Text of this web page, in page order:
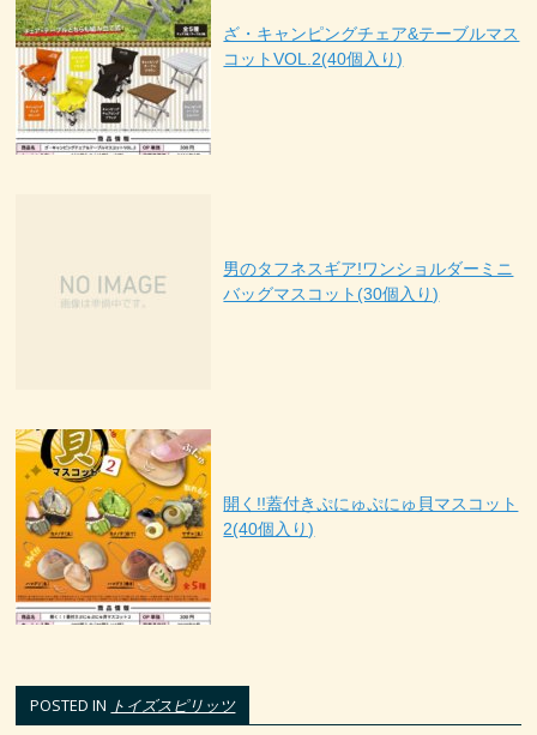
ざ・キャンピングチェア&テーブルマス
コットVOL.2(40個入り)
男のタフネスギア!ワンショルダーミニ
バッグマスコット(30個入り)
開く!!蓋付きぷにゅぷにゅ貝マスコット
2(40個入り)
POSTED IN トイズスピリッツ